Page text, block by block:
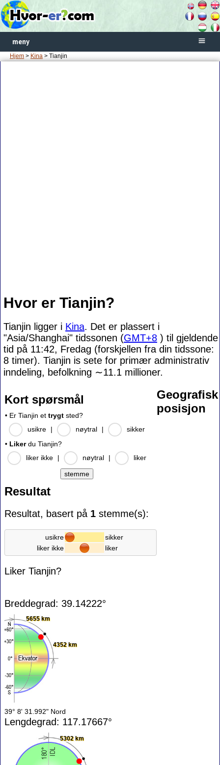
meny
Hjem > Kina > Tianjin
Hvor er Tianjin?
Tianjin ligger i Kina. Det er plassert i
"Asia/Shanghai" tidssonen (GMT+8 ) til gjeldende
tid på 11:42, Fredag (forskjellen fra din tidssone:
8 timer). Tianjin is sete for primær administrativ
inndeling, befolkning ∼11.1 millioner.
Kort spørsmål
• Er Tianjin et trygt sted?
usikre
| nøytral |
sikker
• Likerdu Tianjin?
liker ikke
| nøytral | liker
Resultat
Resultat, basert på 1 stemme(s):
usikre
sikker
liker ikke
liker
Liker Tianjin?
Geografisk
posisjon
Breddegrad: 39.14222°
5655 km
4352 km
39° 8' 31.992" Nord
Lengdegrad: 117.17667°
5302 km